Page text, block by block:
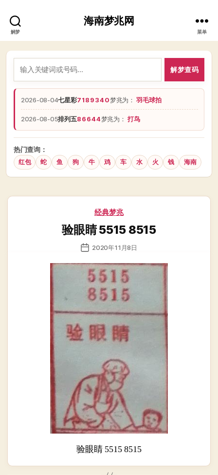
解梦
海南梦兆网
菜单
解梦查码
2026-08-04七星彩7189340梦兆为：羽毛球拍
2026-08-05排列五86644梦兆为：打鸟
热门查询：
红包 蛇 鱼 狗 牛 鸡 车 水 火 钱 海南
分
经典梦兆
验眼睛 5515 8515
发
日
期
2020年11月8日
验眼睛 5515 8515